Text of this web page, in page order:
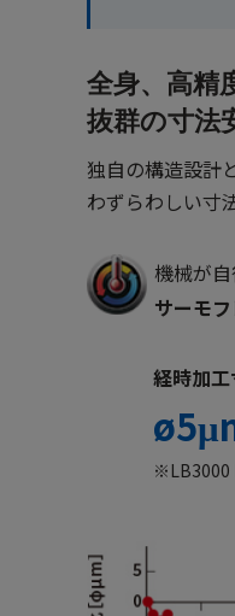
全身、高精
抜群の寸法
独自の構造設計
わずらわしい寸
機械が
サーモ
経時加工
※LB3000